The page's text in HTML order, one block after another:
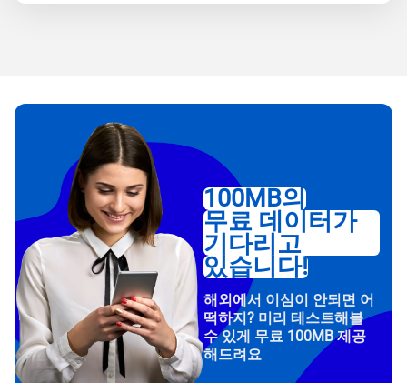
100MB의
무료 데이터가
기다리고
있습니다!
해외에서 이심이 안되면 어
떡하지? 미리 테스트해볼
수 있게 무료 100MB 제공
해드려요